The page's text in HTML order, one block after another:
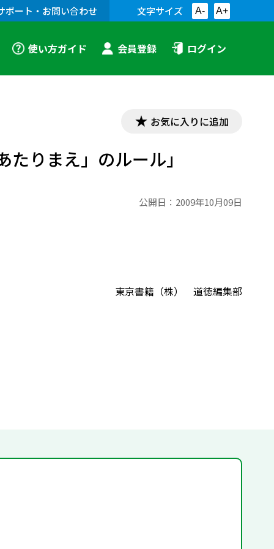
ポート・お問い合わせ 文字サイズ A- A+
使い方ガイド 会員登録 ログイン
お気に入りに追加
りまえ」のルール」
公開日： 2009年10月09日
東京書籍（株） 道徳編集部